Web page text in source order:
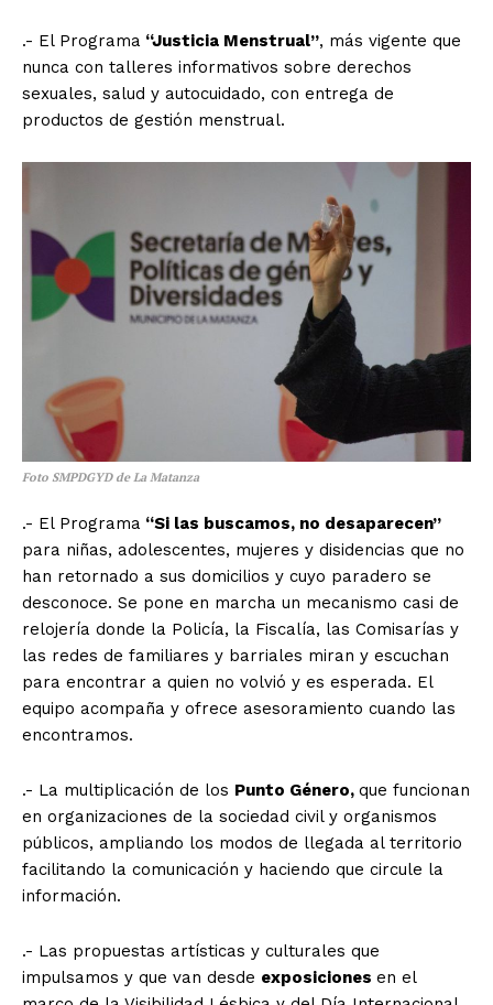
.- El Programa “Justicia Menstrual”, más vigente que
nunca con talleres informativos sobre derechos
sexuales, salud y autocuidado, con entrega de
productos de gestión menstrual.
Foto SMPDGYD de La Matanza
.- El Programa “Si las buscamos, no desaparecen”
para niñas, adolescentes, mujeres y disidencias que no
han retornado a sus domicilios y cuyo paradero se
desconoce. Se pone en marcha un mecanismo casi de
relojería donde la Policía, la Fiscalía, las Comisarías y
las redes de familiares y barriales miran y escuchan
para encontrar a quien no volvió y es esperada. El
equipo acompaña y ofrece asesoramiento cuando las
encontramos.
.- La multiplicación de los Punto Género, que funcionan
en organizaciones de la sociedad civil y organismos
públicos, ampliando los modos de llegada al territorio
facilitando la comunicación y haciendo que circule la
información.
.- Las propuestas artísticas y culturales que
impulsamos y que van desde exposiciones en el